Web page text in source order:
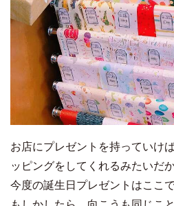
お店にプレゼントを持っていけ
ッピングをしてくれるみたいだか
今度の誕生日プレゼントはここ